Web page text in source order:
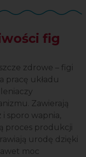
fig
zdrowe – figi
pracę układu
Zawierają
sporo wapnia,
proces produkcji
urodę dzięki
moc